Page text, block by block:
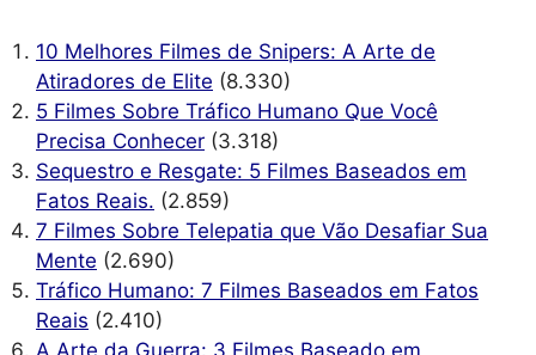
10 Melhores Filmes de Snipers: A Arte de
Atiradores de Elite (8.330)
5 Filmes Sobre Tráfico Humano Que Você
Precisa Conhecer (3.318)
Sequestro e Resgate: 5 Filmes Baseados em
Fatos Reais. (2.859)
7 Filmes Sobre Telepatia que Vão Desafiar Sua
Mente (2.690)
Tráfico Humano: 7 Filmes Baseados em Fatos
Reais (2.410)